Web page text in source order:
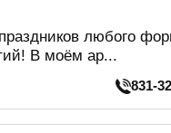
любого
В моём ар...
831-